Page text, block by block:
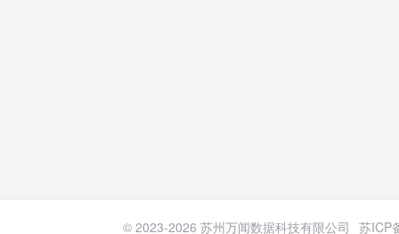
© 2023-2026 苏州万闻数据科技有限公司 苏ICP